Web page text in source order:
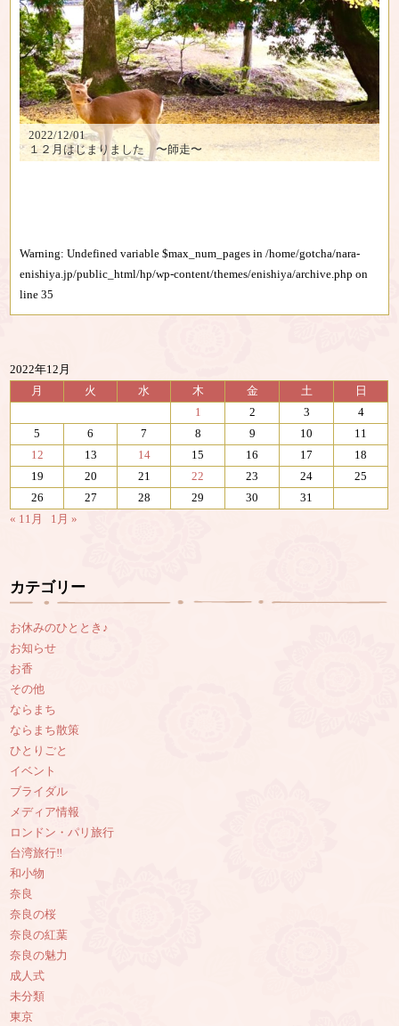
2022/12/01
１２月はじまりました 〜師走〜
Warning: Undefined variable $max_num_pages in/home/gotcha/nara-
enishiya.jp/public_html/hp/wp-content/themes/enishiya/archive.php on
line35
2022年12月
月
火 水 木 金 土
日
1
2 3
4
5
6 7 8 9 10
11
12
13 14 15 16 17
18
19
20 21 22 23 24
25
26
27 28 29 30
31
« 11月
1月 »
カテゴリー
お休みのひととき♪
お知らせ
お香
その他
ならまち
ならまち散策
ひとりごと
イベント
ブライダル
メディア情報
ロンドン・パリ旅行
台湾旅行‼︎
和小物
奈良
奈良の桜
奈良の紅葉
奈良の魅力
成人式
未分類
東京